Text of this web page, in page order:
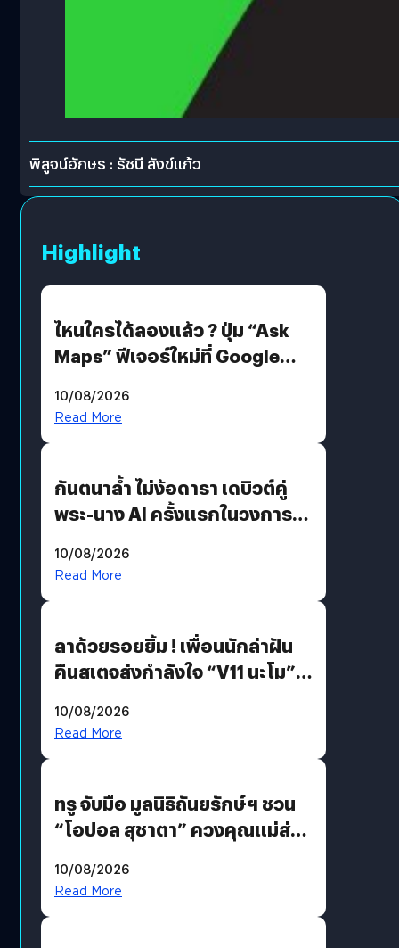
พิสูจน์อักษร : รัชนี สังข์แก้ว
Highlight
ไหนใครได้ลองแล้ว ? ปุ่ม “Ask
Maps” ฟีเจอร์ใหม่ที่ Google
คุยกับแผนที่ได้แล้ว
10/08/2026
Read More
กันตนาล้ำ ไม่ง้อดารา เดบิวต์คู่
พระ-นาง AI ครั้งแรกในวงการ
10/08/2026
Read More
ลาด้วยรอยยิ้ม ! เพื่อนนักล่าฝัน
คืนสเตจส่งกำลังใจ “V11 นะโม”
รักแน่นฮอลล์
10/08/2026
Read More
ทรู จับมือ มูลนิธิถันยรักษ์ฯ ชวน
“โอปอล สุชาตา” ควงคุณแม่ส่ง
เติมเต็มความหมายวันแม่ปีนี้
10/08/2026
Read More